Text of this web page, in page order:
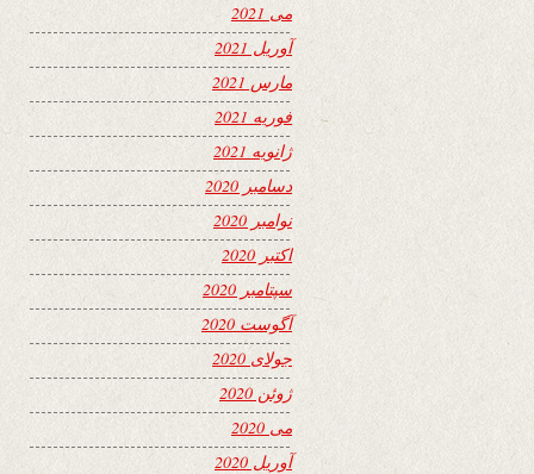
می 2021
آوریل 2021
مارس 2021
فوریه 2021
ژانویه 2021
دسامبر 2020
نوامبر 2020
اکتبر 2020
سپتامبر 2020
آگوست 2020
جولای 2020
ژوئن 2020
می 2020
آوریل 2020